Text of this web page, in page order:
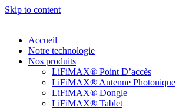
Skip to content
Accueil
Notre technologie
Nos produits
LiFiMAX® Point D’accès
LiFiMAX® Antenne Photonique
LiFiMAX® Dongle
LiFiMAX® Tablet